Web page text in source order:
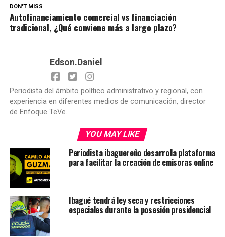
DON'T MISS
Autofinanciamiento comercial vs financiación
tradicional, ¿Qué conviene más a largo plazo?
Edson.Daniel
Periodista del ámbito político administrativo y regional, con
experiencia en diferentes medios de comunicación, director
de Enfoque TeVe.
YOU MAY LIKE
Periodista ibaguereño desarrolla plataforma
para facilitar la creación de emisoras online
Ibagué tendrá ley seca y restricciones
especiales durante la posesión presidencial